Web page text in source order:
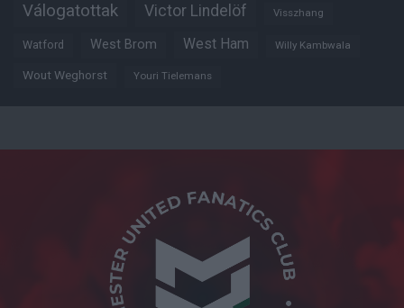
Válogatottak Victor Lindelöf Visszhang
Watford West Brom West Ham Willy Kambwala
Wout Weghorst Youri Tielemans